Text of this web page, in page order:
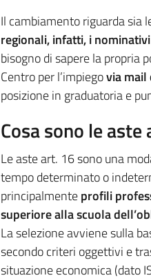
Il cambiamento riguarda sia
regionali, infatti, i
bisogno di sapere la propria
Centro per l’impiegovia mail
posizione in graduatoria e
Cosa sono le aste
Le aste art. 16 sono una
tempo determinato o
principalmenteprofili
superiore alla scuola
La selezione avviene sulla
secondo criteri oggettivi e
situazione economica (dato